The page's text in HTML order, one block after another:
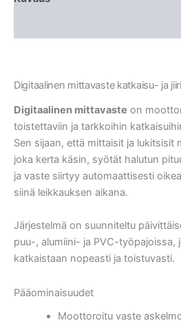
Digitaalinen mittavaste katkaisu- ja
Digitaalinen mittavaste on
toistettaviin ja tarkkoihin
Sen sijaan, että mittaisit ja lukitsisit
joka kerta käsin, syötät halutun
ja vaste siirtyy automaattisesti
siinä leikkauksen aikana.
Järjestelmä on suunniteltu
puu-, alumiini- ja PVC-työpajoissa,
katkaistaan nopeasti ja toistuvasti.
Pääominaisuudet
Moottoroitu vaste